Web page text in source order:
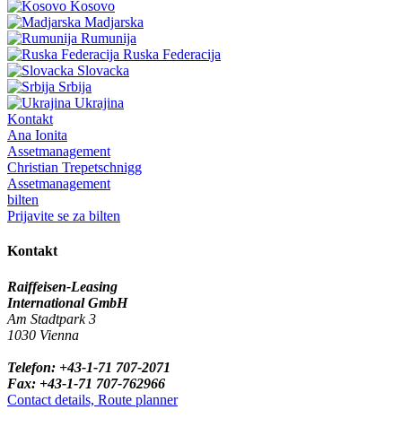
Kosovo
Madjarska
Rumunija
Ruska Federacija
Slovacka
Srbija
Ukrajina
Kontakt
Ana Ionita
Assetmanagement
Christian Trepetschnigg
Assetmanagement
bilten
Prijavite se za bilten
Kontakt
Raiffeisen-Leasing
International GmbH
Am Stadtpark 3
1030 Vienna
Telefon: +43-1-71 707-2071
Fax: +43-1-71 707-762966
Contact details, Route planner